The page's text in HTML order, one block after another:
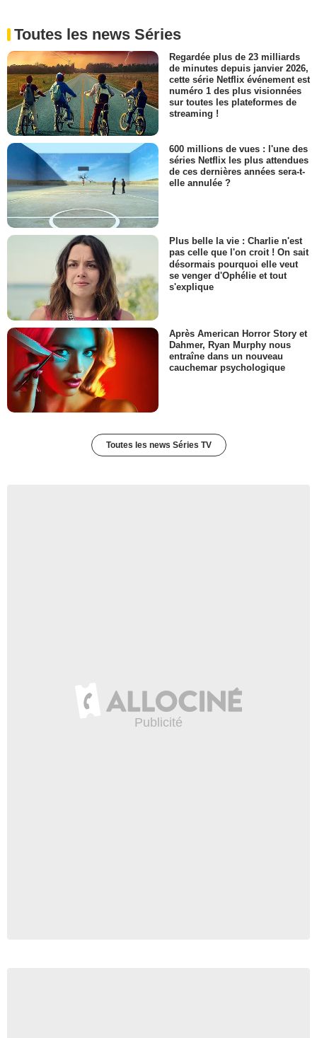
Toutes les news Séries
Regardée plus de 23 milliards
de minutes depuis janvier 2026,
cette série Netflix événement est
numéro 1 des plus visionnées
sur toutes les plateformes de
streaming !
600 millions de vues : l'une des
séries Netflix les plus attendues
de ces dernières années sera-t-
elle annulée ?
Plus belle la vie : Charlie n'est
pas celle que l'on croit ! On sait
désormais pourquoi elle veut
se venger d'Ophélie et tout
s'explique
Après American Horror Story et
Dahmer, Ryan Murphy nous
entraîne dans un nouveau
cauchemar psychologique
Toutes les news Séries TV